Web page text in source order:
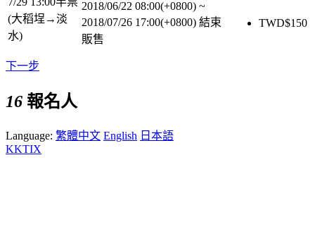
(大稻埕→淡
水)
2018/06/22 08:00(+0800) ~
2018/07/26 17:00(+0800) 結束
販售
TWD$150
下一步
16 報名人
Language: 繁體中文 English 日本語
KKTIX